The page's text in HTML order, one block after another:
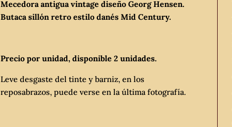
Mecedora antigua vintage diseño Georg Hensen.
Butaca sillón retro estilo danés Mid Century.
Precio por unidad, disponible 2 unidades.
Leve desgaste del tinte y barniz, en los
reposabrazos, puede verse en la última fotografía.